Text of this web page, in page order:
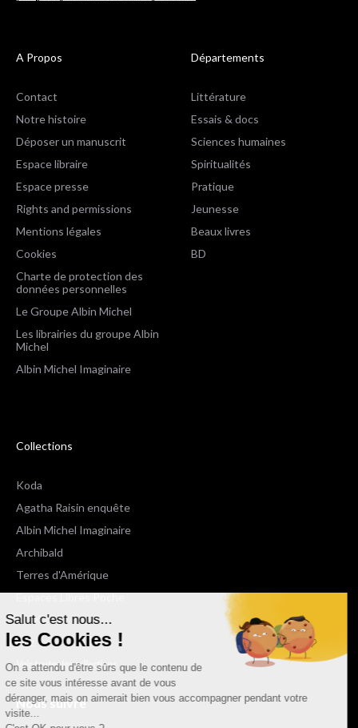
Salut c'est nous...
les Cookies !
On a attendu d'être sûrs que le contenu de
ce site vous intéresse avant de vous
déranger, mais on aimerait bien vous accompagner pendant votre
visite...
A Propos
Contact
Notre histoire
Déposer un manuscrit
Espace libraire
Espace presse
Rights and permissions
Mentions légales
Cookies
Charte de protection des
données personnelles
Le Groupe Albin Michel
Les librairies du groupe Albin
Michel
Albin Michel Imaginaire
Départements
Littérature
Essais & docs
Sciences humaines
Spiritualités
Pratique
Jeunesse
Beaux livres
BD
Collections
Koda
Agatha Raisin enquête
Albin Michel Imaginaire
Archibald
Terres d'Amérique
Espaces Libres Poche
NOX
Wiz
Voir toutes les collections
Nous suivre